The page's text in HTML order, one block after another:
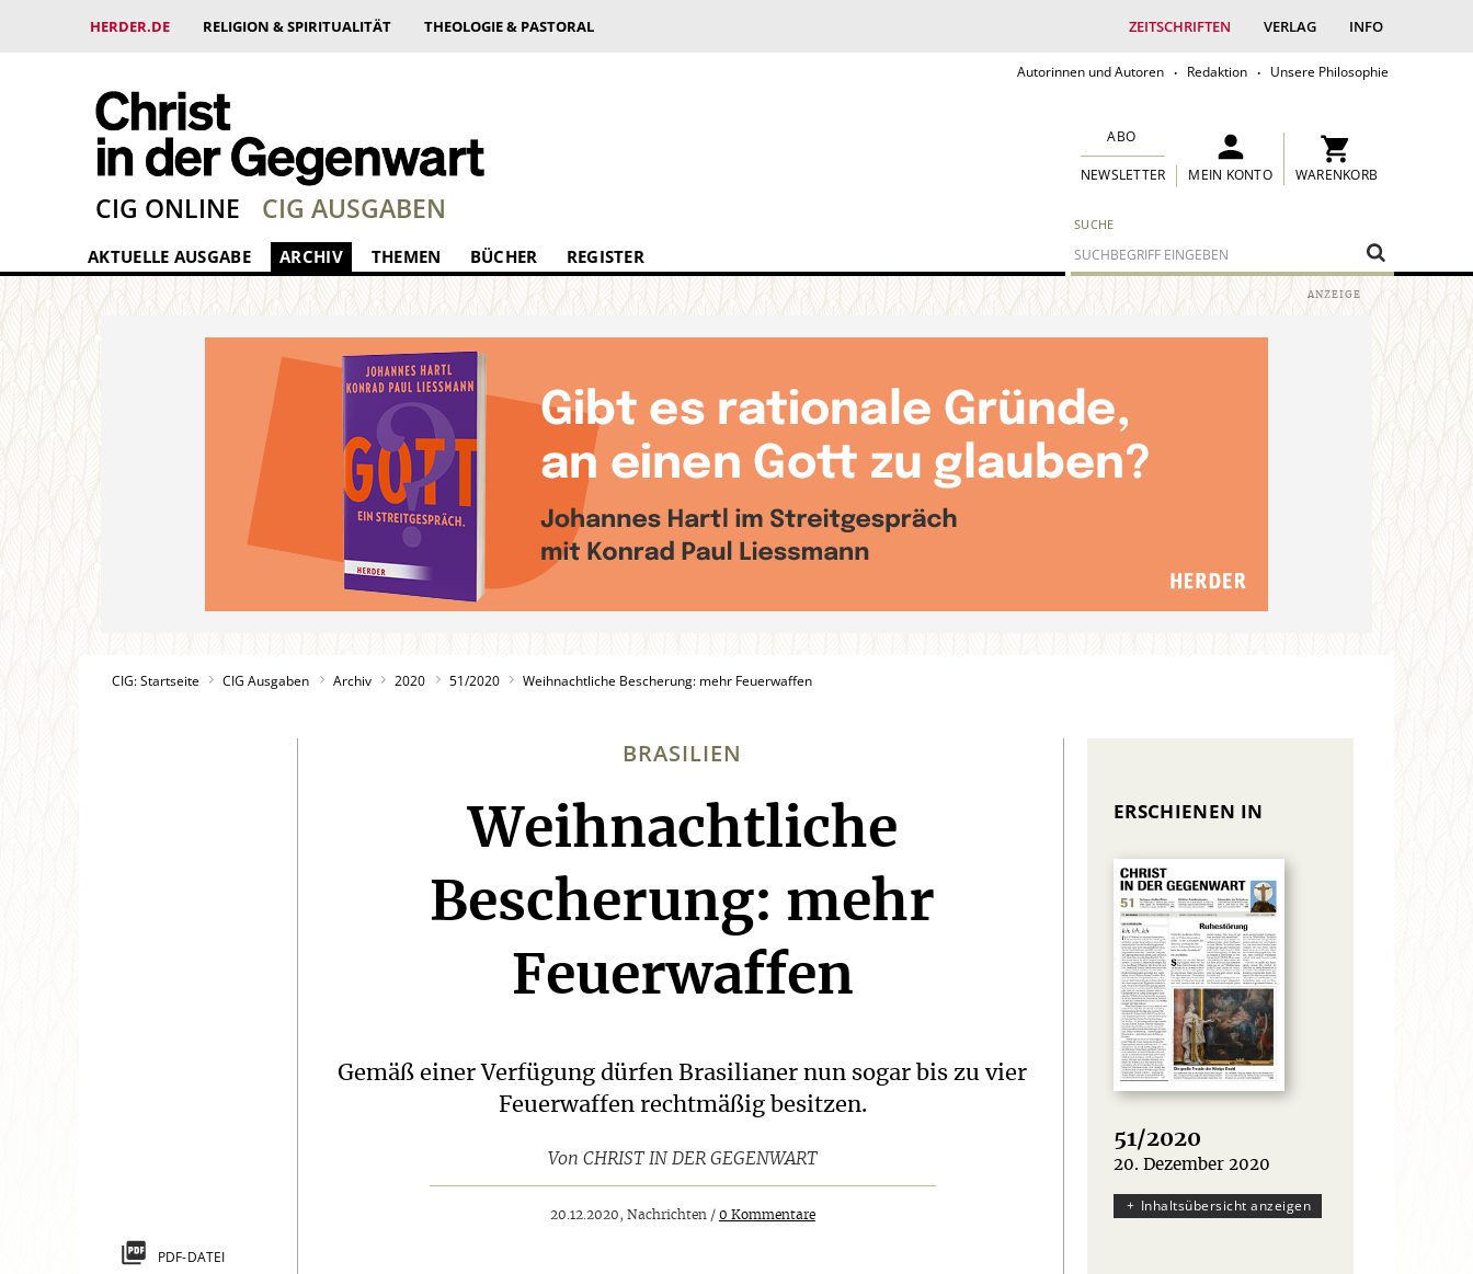
HERDER.DE RELIGION & SPIRITUALITÄT THEOLOGIE & PASTORAL ZEITSCHRIFTEN VERLAG INFO
Autorinnen und Autoren Redaktion Unsere Philosophie
SUCHE
ABO
NEWSLETTER MEIN KONTO WARENKORB
CIG ONLINE CIG AUSGABEN
AKTUELLE AUSGABE ARCHIV THEMEN BÜCHER REGISTER
CIG: Startseite CIG Ausgaben Archiv 2020 51/2020 Weihnachtliche Bescherung: mehr Feuerwaffen
BRASILIEN
:
Weihnachtliche
Bescherung: mehr
Feuerwaffen
Gemäß einer Verfügung dürfen Brasilianer nun sogar bis zu vier
Feuerwaffen rechtmäßig besitzen.
Von CHRIST IN DER GEGENWART
20.12.2020, Nachrichten / 0 Kommentare
PDF-DATEI
ERSCHIENEN IN
51/2020
:
20. Dezember 2020
Inhaltsübersicht anzeigen